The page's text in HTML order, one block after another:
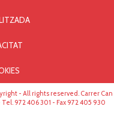
- All rights reserved. Carrer Can
Tel. 972 406 301 - Fax 972 405 930